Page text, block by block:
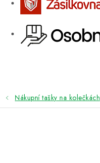
Nákupní tašky na kolečkách